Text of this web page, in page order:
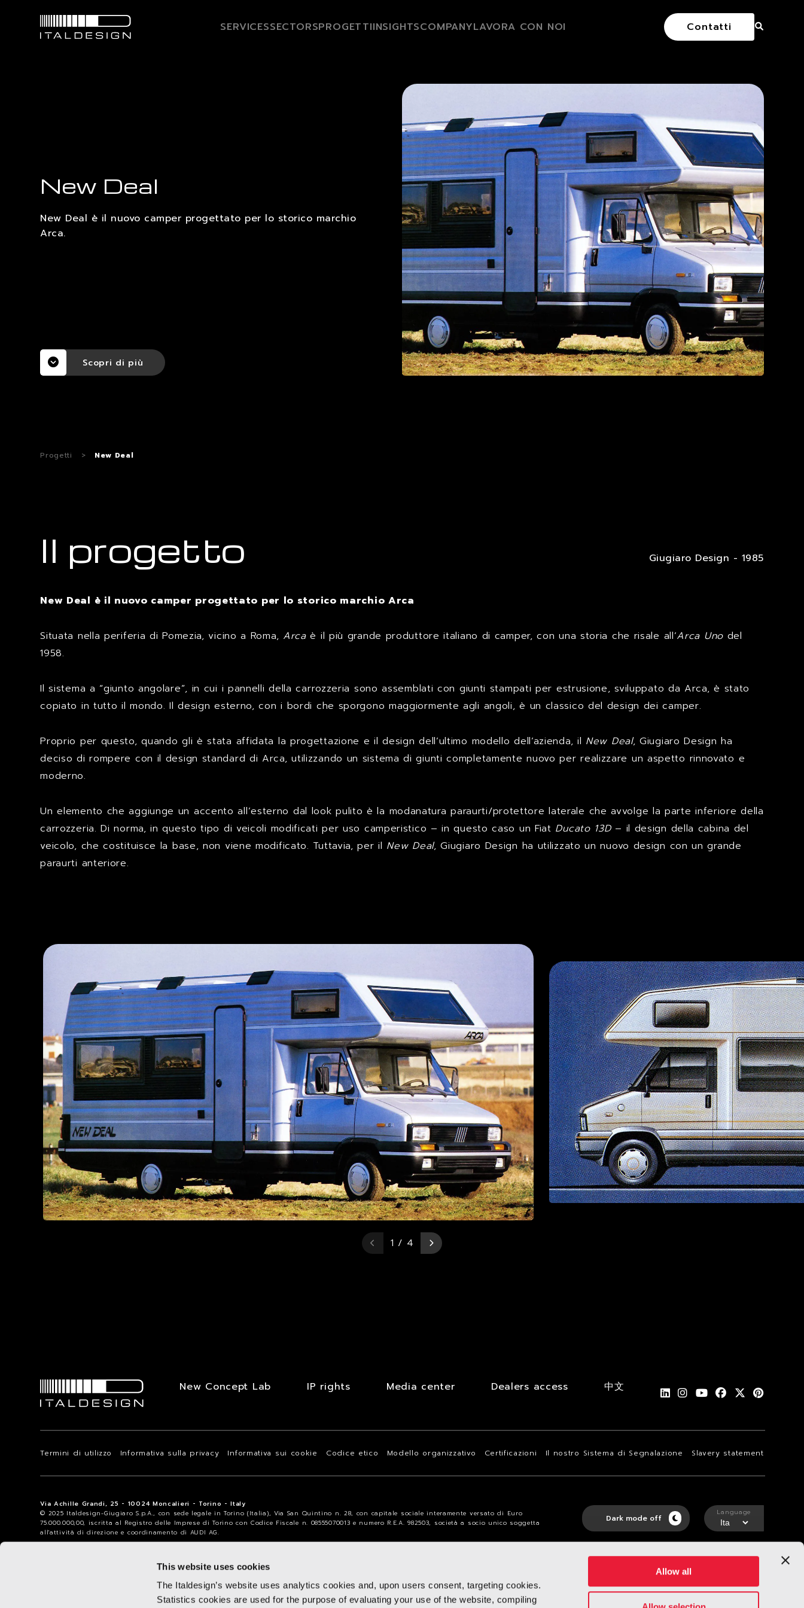
This website uses cookies
The Italdesign’s website uses analytics cookies and, upon users consent, targeting cookies.
Statistics cookies are used for the purpose of evaluating your use of the website, compiling
Allow all
SERVICESSECTORSPROGETTIINSIGHTSCOMPANYLAVORA CON NOI Contatti
New Deal
New Deal è il nuovo camper progettato per lo storico marchio
Arca.
Scopri di più
Progetti > New Deal
Il progetto Giugiaro Design - 1985
New Deal è il nuovo camper progettato per lo storico marchio Arca
Situata nella periferia di Pomezia, vicino a Roma, Arcaè il più grande produttore italiano di camper, con una storia che risale all’Arca Unodel
1958.
Il sistema a “giunto angolare”, in cui i pannelli della carrozzeria sono assemblati con giunti stampati per estrusione, sviluppato da Arca, è stato
copiato in tutto il mondo. Il design esterno, con i bordi che sporgono maggiormente agli angoli, è un classico del design dei camper.
Proprio per questo, quando gli è stata affidata la progettazione e il design dell’ultimo modello dell’azienda, il New Deal, Giugiaro Design ha
deciso di rompere con il design standard di Arca, utilizzando un sistema di giunti completamente nuovo per realizzare un aspetto rinnovato e
moderno.
Un elemento che aggiunge un accento all’esterno dal look pulito è la modanatura paraurti/protettore laterale che avvolge la parte inferiore della
carrozzeria. Di norma, in questo tipo di veicoli modificati per uso camperistico – in questo caso un Fiat Ducato 13D– il design della cabina del
veicolo, che costituisce la base, non viene modificato. Tuttavia, per il New Deal, Giugiaro Design ha utilizzato un nuovo design con un grande
paraurti anteriore.
1 / 4
New Concept Lab IP rights Media center Dealers access 中文
Termini di utilizzo Informativa sulla privacy Informativa sui cookie Codice etico Modello organizzativo Certificazioni Il nostro Sistema di Segnalazione Slavery statement
Via Achille Grandi, 25 - 10024 Moncalieri - Torino - Italy
© 2025 Italdesign-Giugiaro S.p.A., con sede legale in Torino (Italia), Via San Quintino n. 28, con capitale sociale interamente versato di Euro
75.000.000,00, iscritta al Registro delle Imprese di Torino con Codice Fiscale n. 08555070013 e numero R.E.A. 982503, società a socio unico soggetta
all'attività di direzione e coordinamento di AUDI AG.
Dark mode off
Language